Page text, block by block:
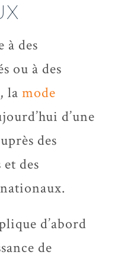
à des
ou à des
la mode
d’une
des
des
d’abord
de